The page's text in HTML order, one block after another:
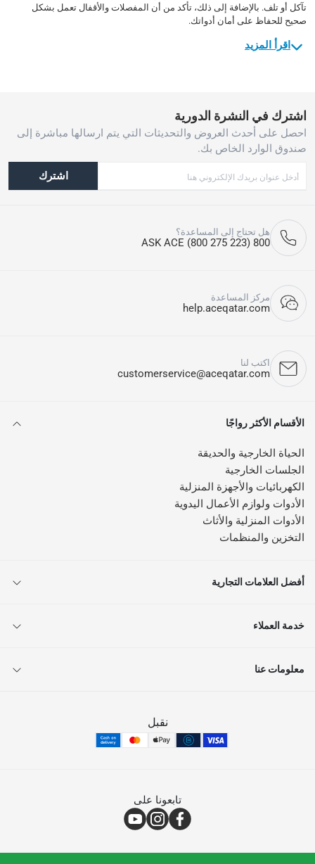
تآكل أو تلف. بالإضافة إلى ذلك، تأكد من أن المفصلات والأقفال تعمل بشكل
صحيح للحفاظ على أمان أدواتك.
اقرأ المزيد
اشترك في النشرة الدورية
احصل على أحدث العروض والتحديثات التي يتم ارسالها مباشرة إلى
صندوق الوارد الخاص بك.
اشترك
هل تحتاج إلى المساعدة؟
800 ASK ACE (800 275 223)
مركز المساعدة
help.aceqatar.com
اكتب لنا
customerservice@aceqatar.com
الأقسام الأكثر رواجًا
الحياة الخارجية والحديقة
الجلسات الخارجية
الكهربائيات والأجهزة المنزلية
الأدوات ولوازم الأعمال اليدوية
الأدوات المنزلية والأثاث
التخزين والمنظمات
أفضل العلامات التجارية
خدمة العملاء
معلومات عنا
نقبل
تابعونا على